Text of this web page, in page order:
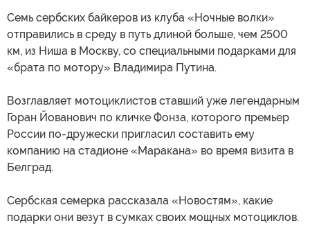
Семь сербских байкеров из клуба «Ночные волки»
отправились в среду в путь длиной больше, чем 2500
км, из Ниша в Москву, со специальными подарками для
«брата по мотору» Владимира Путина.
Возглавляет мотоциклистов ставший уже легендарным
Горан Йованович по кличке Фонза, которого премьер
России по-дружески пригласил составить ему
компанию на стадионе «Маракана» во время визита в
Белград.
Сербская семерка рассказала «Новостям», какие
подарки они везут в сумках своих мощных мотоциклов.